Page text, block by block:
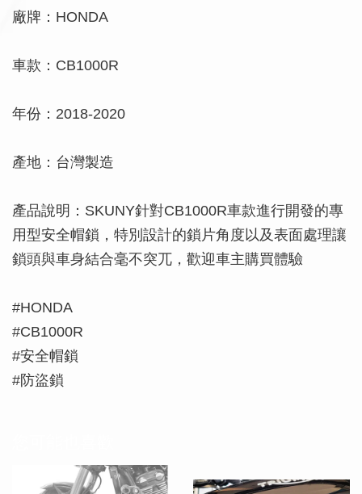
廠牌：HONDA
車款：CB1000R
年份：2018-2020
產地：台灣製造
產品說明：SKUNY針對CB1000R車款進行開發的專
用型安全帽鎖，特別設計的鎖片角度以及表面處理讓
鎖頭與車身結合毫不突兀，歡迎車主購買體驗
#HONDA
#CB1000R
#安全帽鎖
#防盜鎖